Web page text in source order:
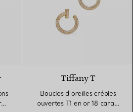
Tiffany T
Boucles d’oreilles créoles
ouvertes T1 en or 18 carats